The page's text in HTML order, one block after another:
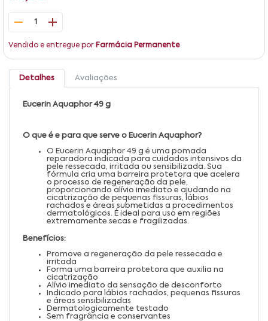
1
Vendido e entregue por Farmácia Permanente
Detalhes Avaliações
Eucerin Aquaphor 49 g
O que é e para que serve o Eucerin Aquaphor?
O Eucerin Aquaphor 49 g é uma pomada
reparadora indicada para cuidados intensivos da
pele ressecada, irritada ou sensibilizada. Sua
fórmula cria uma barreira protetora que acelera
o processo de regeneração da pele,
proporcionando alívio imediato e ajudando na
cicatrização de pequenas fissuras, lábios
rachados e áreas submetidas a procedimentos
dermatológicos. É ideal para uso em regiões
extremamente secas e fragilizadas.
Benefícios:
Promove a regeneração da pele ressecada e
irritada
Forma uma barreira protetora que auxilia na
cicatrização
Alívio imediato da sensação de desconforto
Indicado para lábios rachados, pequenas fissuras
e áreas sensibilizadas
Dermatologicamente testado
Sem fragrância e conservantes